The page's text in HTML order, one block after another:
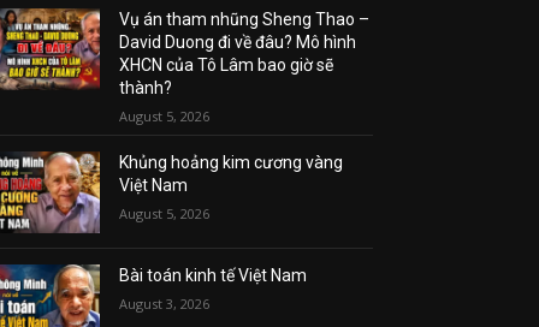
Vụ án tham nhũng Sheng Thao –
David Duong đi về đâu? Mô hình
XHCN của Tô Lâm bao giờ sẽ
thành?
August 5, 2026
Khủng hoảng kim cương vàng
Việt Nam
August 5, 2026
Bài toán kinh tế Việt Nam
August 3, 2026